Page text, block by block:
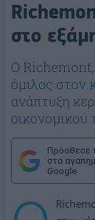
στο
Ο
όμιλος στον
ανάπτυξη
οικονομικού
Πρόσθεσε
στα
Google